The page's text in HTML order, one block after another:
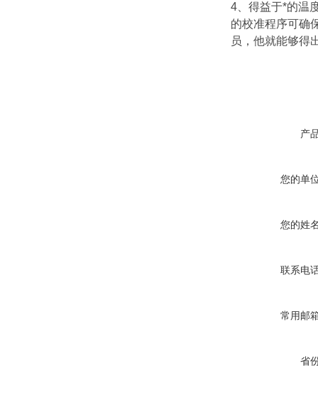
4、得益于*的温
的校准程序可确
员，他就能够得
产
您的单
您的姓
联系电
常用邮
省